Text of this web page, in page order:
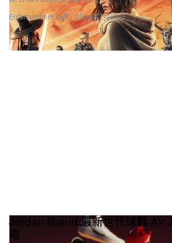
Entertainment 娛樂 2024年7月23日
Jordan Brand 最新世代球鞋 Air
場